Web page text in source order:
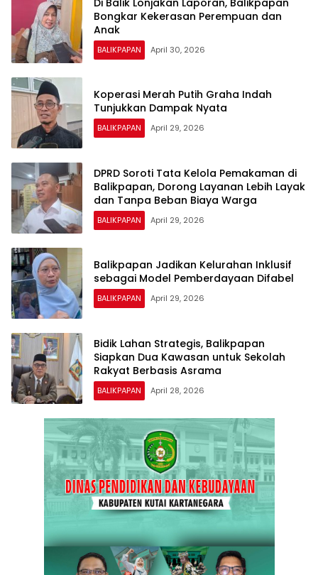
Bongkar Kekerasan Perempuan dan
Anak
BALIKPAPAN April 30, 2026
Koperasi Merah Putih Graha Indah
Tunjukkan Dampak Nyata
BALIKPAPAN April 29, 2026
DPRD Soroti Tata Kelola Pemakaman di
Balikpapan, Dorong Layanan Lebih Layak
dan Tanpa Beban Biaya Warga
BALIKPAPAN April 29, 2026
Balikpapan Jadikan Kelurahan Inklusif
sebagai Model Pemberdayaan Difabel
BALIKPAPAN April 29, 2026
Bidik Lahan Strategis, Balikpapan
Siapkan Dua Kawasan untuk Sekolah
Rakyat Berbasis Asrama
BALIKPAPAN April 28, 2026